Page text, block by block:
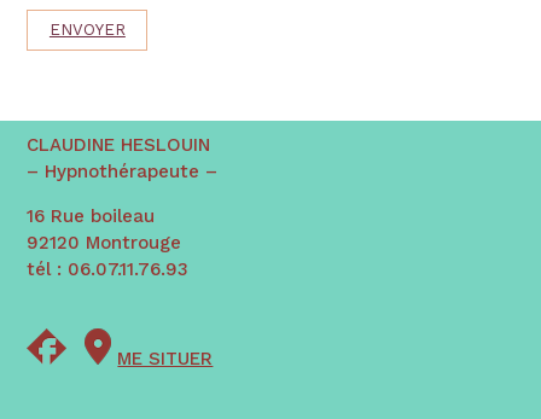
CLAUDINE HESLOUIN
– Hypnothérapeute –
16 Rue boileau
92120 Montrouge
tél : 06.07.11.76.93
ME SITUER